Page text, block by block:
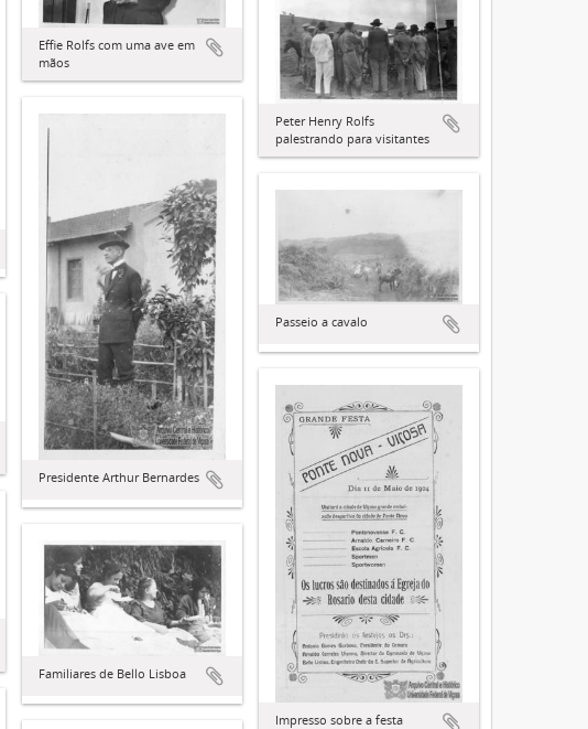
Effie Rolfs com uma ave em
mãos
Peter Henry Rolfs
palestrando para visitantes
Presidente Arthur Bernardes
Passeio a cavalo
Impresso sobre a festa
Familiares de Bello Lisboa